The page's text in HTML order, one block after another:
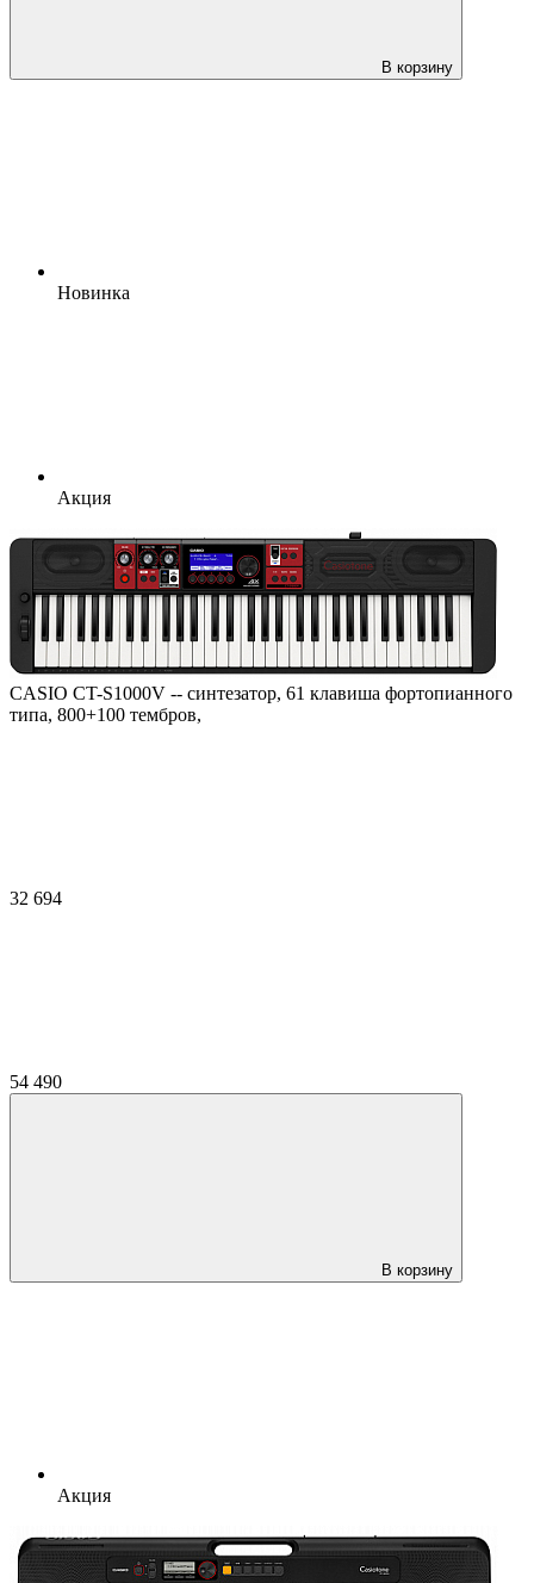
В корзину
Новинка
Акция
CASIO CT-S1000V -- синтезатор, 61 клавиша фортопианного
типа, 800+100 тембров,
32 694
54 490
В корзину
Акция